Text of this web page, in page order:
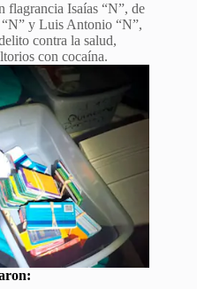
flagrancia Isaías “N”, de
y Luis Antonio “N”,
contra la salud,
con cocaína.